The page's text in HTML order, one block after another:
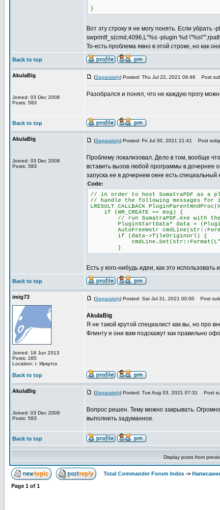
}
Вот эту строку я не могу понять. Если убрать
swprintf_s(cmd,4096,L"%s -plugin %d
То-есть проблема явно в этой строке, но как
Back to top
AkulaBig
Joined: 03 Dec 2008
Posts: 583
(Separately) Posted: Thu Jul 22, 2021 09:46 Post
Разобрался и понял, что не каждую прогу
Back to top
AkulaBig
Joined: 03 Dec 2008
Posts: 583
(Separately) Posted: Fri Jul 30, 2021 21:41 Post
Проблему локализовал. Дело в том, вообще
вставить вызов любой программы в дочернее
запуска ее в дочернем окне есть
Code:
// in order to host SumatraPDF as a
// handle the following messages
LRESULT CALLBACK
if (WM_CREATE == msg) {
// run SumatraPDF.exe with the -
PluginStartData* data =
AutoFreeWstr
if (data->fileOriginUrl) {
cmdLine.Set(str::Format(L"-
}
Есть у кого-нибудь идеи, как это
Back to top
imig73
Joined: 18 Jun 2013
Posts: 285
Location: г. Иркутск
(Separately) Posted: Sat Jul 31, 2021 00:00 Post
AkulaBig
Я не такой крутой специалист как вы, но про
Флинту и они вам подскажут как правильно
Back to top
AkulaBig
Joined: 03 Dec 2008
Posts: 583
(Separately) Posted: Tue Aug 03, 2021 07:31 Post
Вопрос решен. Тему можно закрывать.
выполнить задуманное.
Back to top
Display posts from
Total Commander Forum Index ->
Page 1 of 1